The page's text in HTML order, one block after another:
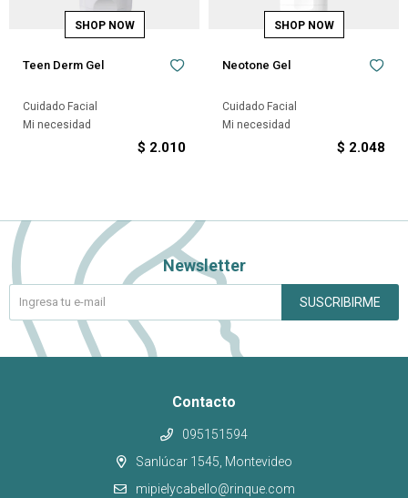
Teen Derm Gel
Cuidado Facial
Mi necesidad
$ 2.010
Neotone Gel
Cuidado Facial
Mi necesidad
$ 2.048
Contacto
095151594
Sanlúcar 1545, Montevideo
mipielycabello@rinque.com
Newsletter
SUSCRIBIRME